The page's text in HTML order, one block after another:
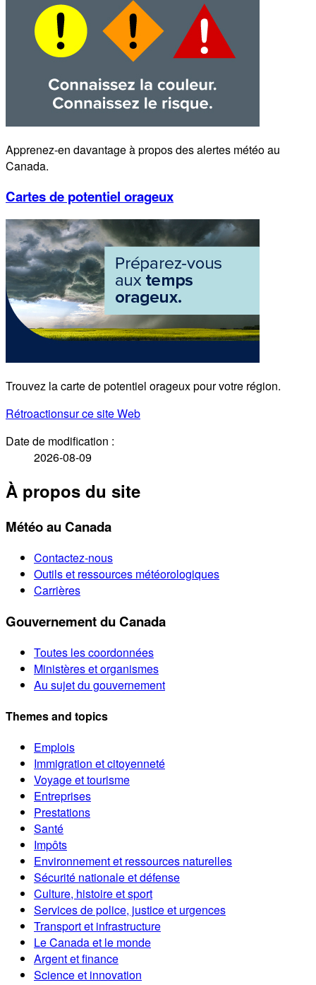
Apprenez-en davantage à propos des alertes météo au
Canada.
Cartes de potentiel orageux
Trouvez la carte de potentiel orageux pour votre région.
Rétroactionsur ce site Web
Date de modification :
2026-08-09
À propos du site
Météo au Canada
Contactez-nous
Outils et ressources météorologiques
Carrières
Gouvernement du Canada
Toutes les coordonnées
Ministères et organismes
Au sujet du gouvernement
Themes and topics
Emplois
Immigration et citoyenneté
Voyage et tourisme
Entreprises
Prestations
Santé
Impôts
Environnement et ressources naturelles
Sécurité nationale et défense
Culture, histoire et sport
Services de police, justice et urgences
Transport et infrastructure
Le Canada et le monde
Argent et finance
Science et innovation